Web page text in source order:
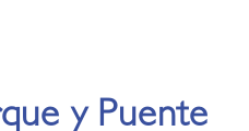
y Puente